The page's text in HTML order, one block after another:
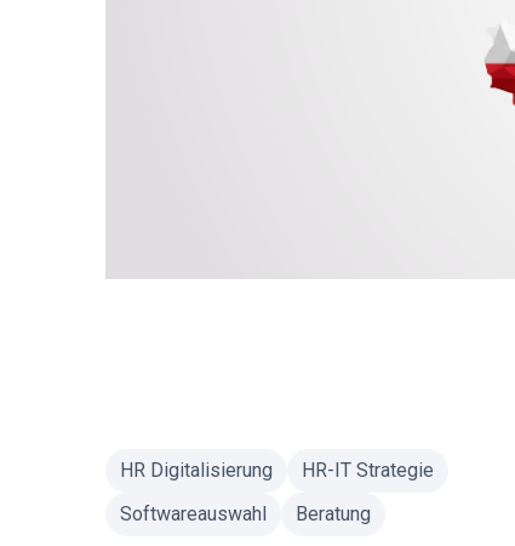
HR Digitalisierung
HR-IT Strategie
Softwareauswahl
Beratung